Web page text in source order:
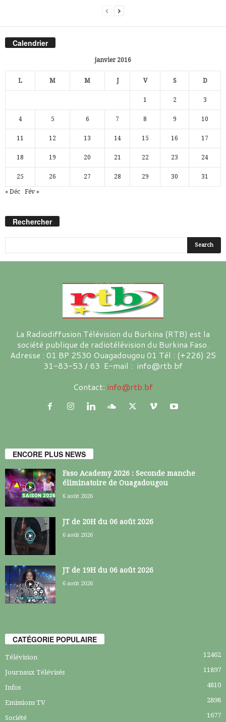
Calendrier
janvier 2016
L M M J V S D
1 2 3
4 5 6 7 8 9 10
11 12 13 14 15 16 17
18 19 20 21 22 23 24
25 26 27 28 29 30 31
« Déc Fév »
Rechercher
La Radiodiffusion Télévision du Burkina (RTB) est la
société publique de radiotélévision du Burkina Faso.
Adresse : 01 BP 2530 Ouagadougou 01 Tél : (+226) 25
31-83-53 / 63 E-mail : info@rtb.bf
Contact: info@rtb.bf
ENCORE PLUS NEWS
Faso Academy 2026 : Seconde manche
éliminatoire de Ouagadougou
6 août 2026
JT de 20H du 06 août 2026
6 août 2026
JT de 19H du 06 août 2026
6 août 2026
CATÉGORIE POPULAIRE
Télévision 12462
Journaux Télévisés 11897
Infos 4810
Emissions TV 2898
Société 1677